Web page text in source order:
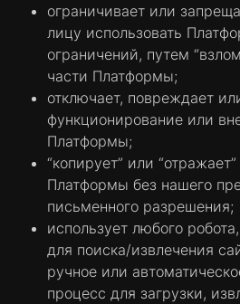
ограничивает или
лицу использовать
ограничений, путем
части Платформы;
отключает, повреждает
функционирование или
Платформы;
“копирует” или
Платформы без нашего
письменного разрешения;
использует любого
для поиска/извлечения
ручное или
процесс для загрузки,
Пользуясь Платформой
личных параметров,
соглашается с тем, что
размещать на его
cookie, используемые
предпочтений.
Целевые или
Файлы cookie данной
используются для
объявлений, которые
соответствуют
Пользователя, на
перемещений
также используются для